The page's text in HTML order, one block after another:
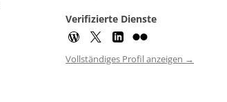
Verifizierte Dienste
Vollständiges Profil anzeigen →